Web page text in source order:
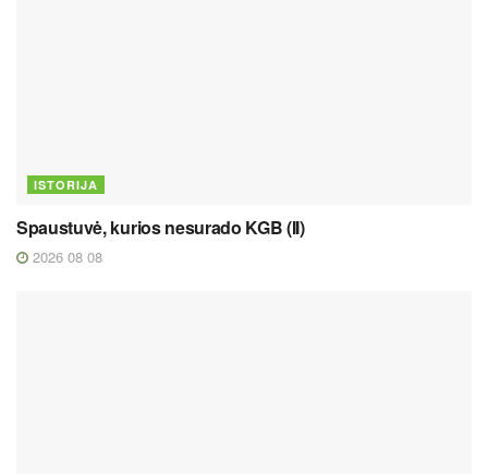
ISTORIJA
Spaustuvė, kurios nesurado KGB (II)
2026 08 08